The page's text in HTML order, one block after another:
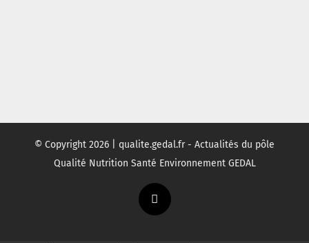
© Copyright 2026 | qualite.gedal.fr - Actualités du pôle
Qualité Nutrition Santé Environnement GEDAL
Twitter